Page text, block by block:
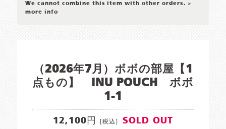
We cannot combine this item with other orders. >
more info
（2026年7月）ボボの部屋【1
点もの】 INU POUCH ボボ
1-1
12,100円 [税込] SOLD OUT